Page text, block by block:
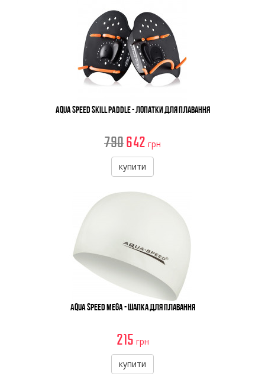
Aqua Speed Skill Paddle - Лопатки Для Плавання
790642 грн
купити
Aqua Speed Mega - Шапка Для Плавання
215 грн
купити